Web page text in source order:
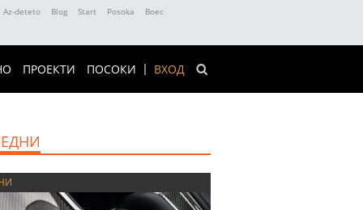
Az-deteto Blog Start Posoka
Boec
ВХОД
ПРОЕКТИ ПОСОКИ